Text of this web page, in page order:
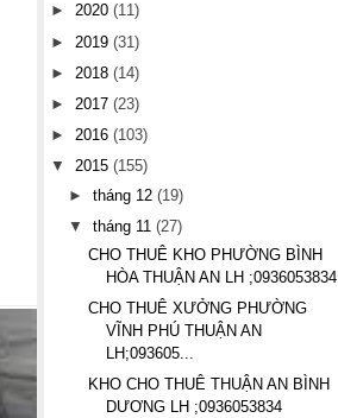
► 2020 (11)
► 2019 (31)
► 2018 (14)
► 2017 (23)
► 2016 (103)
▼
2015 (155)
►tháng 12(19)
▼
tháng 11(27)
CHO THUÊ KHO PHƯỜNG BÌNH
HÒA THUẬN AN LH ;0936053834
CHO THUÊ XƯỞNG PHƯỜNG
VĨNH PHÚ THUẬN AN
LH;093605...
KHO CHO THUÊ THUẬN AN BÌNH
DƯƠNG LH ;0936053834